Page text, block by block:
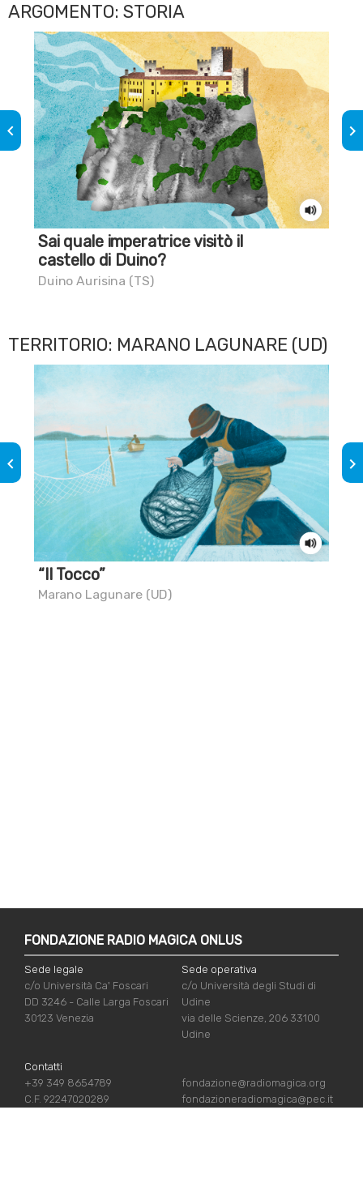
ARGOMENTO: STORIA
Sai quale imperatrice visitò il
castello di Duino?
Duino Aurisina (TS)
keyboard_arrow_left keyboard_arrow_right
TERRITORIO: MARANO LAGUNARE (UD)
“Il Tocco”
Marano Lagunare (UD)
keyboard_arrow_left keyboard_arrow_right
FONDAZIONE RADIO MAGICA ONLUS
Sede legale
c/o Università Ca' Foscari
DD 3246 - Calle Larga Foscari
30123 Venezia
Sede operativa
c/o Università degli Studi di
Udine
via delle Scienze, 206 33100
Udine
Contatti
+39 349 8654789
C.F. 92247020289
fondazione@radiomagica.org
fondazioneradiomagica@pec.it